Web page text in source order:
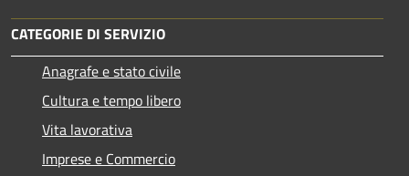
CATEGORIE DI SERVIZIO
Anagrafe e stato civile
Cultura e tempo libero
Vita lavorativa
Imprese e Commercio